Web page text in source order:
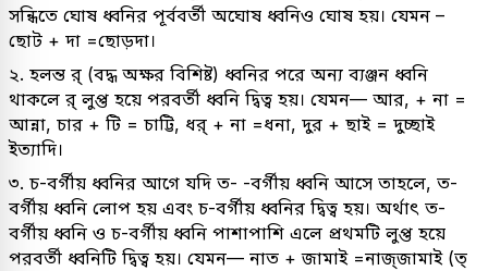
সন্ধিতে ঘোষ ধ্বনির পূর্ববর্তী অঘোষ ধ্বনিও ঘোষ হয়। যেমন –
ছোট + দা =ছোড়দা।
২. হলন্ত র্ (বদ্ধ অক্ষর বিশিষ্ট) ধ্বনির পরে অন্য ব্যঞ্জন ধ্বনি
থাকলে র্ লুপ্ত হয়ে পরবর্তী ধ্বনি দ্বিত্ব হয়। যেমন— আর, + না =
আন্না, চার + টি = চাট্টি, ধর্ + না =ধনা, দুর + ছাই = দুচ্ছাই
ইত্যাদি।
৩. চ-বর্গীয় ধ্বনির আগে যদি ত- -বর্গীয় ধ্বনি আসে তাহলে, ত-
বর্গীয় ধ্বনি লোপ হয় এবং চ-বর্গীয় ধ্বনির দ্বিত্ব হয়। অর্থাৎ ত-
বর্গীয় ধ্বনি ও চ-বর্গীয় ধ্বনি পাশাপাশি এলে প্রথমটি লুপ্ত হয়ে
পরবর্তী ধ্বনিটি দ্বিত্ব হয়। যেমন— নাত + জামাই =নাজ্‌জামাই (ত্